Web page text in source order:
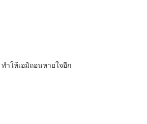
ำให้เอมิถอนหายใจอีก